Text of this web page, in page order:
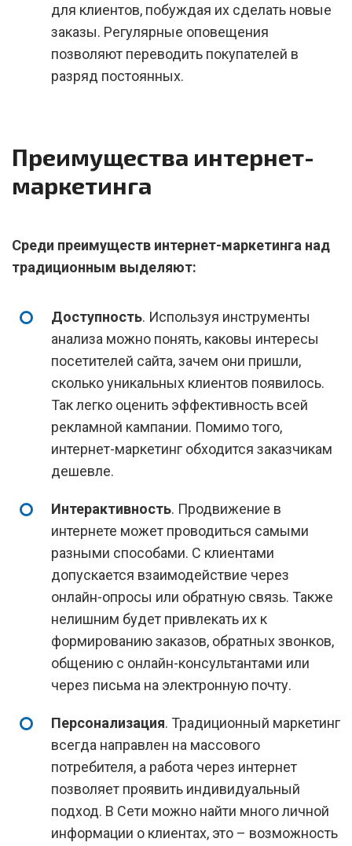
для клиентов, побуждая их сделать новые
заказы. Регулярные оповещения
позволяют переводить покупателей в
разряд постоянных.
Преимущества интернет-
маркетинга
Среди преимуществ интернет-маркетинга над
традиционным выделяют:
Доступность. Используя инструменты
анализа можно понять, каковы интересы
посетителей сайта, зачем они пришли,
сколько уникальных клиентов появилось.
Так легко оценить эффективность всей
рекламной кампании. Помимо того,
интернет-маркетинг обходится заказчикам
дешевле.
Интерактивность. Продвижение в
интернете может проводиться самыми
разными способами. С клиентами
допускается взаимодействие через
онлайн-опросы или обратную связь. Также
нелишним будет привлекать их к
формированию заказов, обратных звонков,
общению с онлайн-консультантами или
через письма на электронную почту.
Персонализация. Традиционный маркетинг
всегда направлен на массового
потребителя, а работа через интернет
позволяет проявить индивидуальный
подход. В Сети можно найти много личной
информации о клиентах, это – возможность